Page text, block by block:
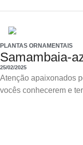
PLANTAS ORNAMENTAIS
Samambaia-
25/02/2025
Atenção apaixonados
vocês conhecerem e